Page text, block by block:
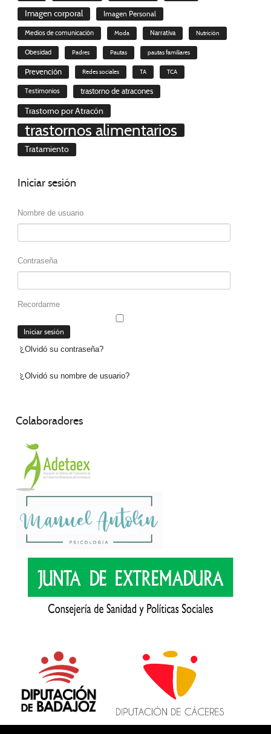
Imagen corporal Imagen Personal
Medios de comunicación Moda Narrativa Nutrición
Obesidad Padres Pautas pautas familiares
Prevención Redes sociales TA TCA
Testimonios trastorno de atracones
Trastorno por Atracón
trastornos alimentarios
Tratamiento
Iniciarsesión
Nombre de usuario
Contraseña
Recordarme
¿Olvidó su contraseña?
¿Olvidó su nombre de usuario?
Colaboradores